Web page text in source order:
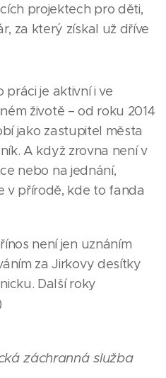
projektech pro děti,
za který získal už dříve
práci je aktivní i ve
životě – od roku 2014
jako zastupitel města
A když zrovna není v
nebo na jednání,
v přírodě, kde to fanda
není jen uznáním
za Jirkovy desítky
Další roky
záchranná služba
28.07.2026
Tomáš
šampionáty